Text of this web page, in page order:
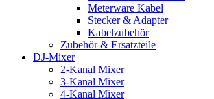
Meterware Kabel
Stecker & Adapter
Kabelzubehör
Zubehör & Ersatzteile
DJ-Mixer
2-Kanal Mixer
3-Kanal Mixer
4-Kanal Mixer